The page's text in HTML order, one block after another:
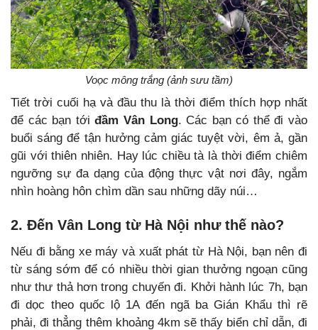
Voọc mông trắng (ảnh sưu tầm)
Tiết trời cuối hạ và đầu thu là thời điểm thích hợp nhất
để các bạn tớiđầm Vân Long. Các bạn có thể đi vào
buổi sáng để tận hưởng cảm giác tuyệt vời, êm ả, gần
gũi với thiên nhiên. Hay lúc chiều tà là thời điểm chiêm
ngưỡng sự đa dạng của động thực vật nơi đây, ngắm
nhìn hoàng hôn chìm dần sau những dãy núi…
2. Đến Vân Long từ Hà Nội như thế nào?
Nếu đi bằng xe máy và xuất phát từ Hà Nội, bạn nên đi
từ sáng sớm để có nhiều thời gian thưởng ngoạn cũng
như thư thả hơn trong chuyến đi. Khởi hành lúc 7h, bạn
đi dọc theo quốc lộ 1A đến ngã ba Gián Khẩu thì rẽ
phải, đi thẳng thêm khoảng 4km sẽ thấy biển chỉ dẫn, đi